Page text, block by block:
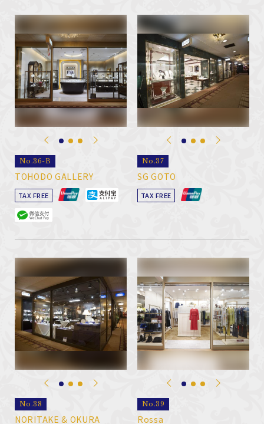
No.36-B
TOHODO GALLERY
TAX FREE
No.37
SG GOTO
TAX FREE
No.38
NORITAKE & OKURA
No.39
Rossa